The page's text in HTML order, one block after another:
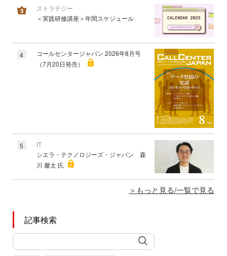
ストラテジー
＜実践研修講座＞年間スケジュール
4
コールセンタージャパン 2026年8月号
（7月20日発売）
5
IT
シエラ・テクノロジーズ・ジャパン 森
川 馨太 氏
もっと見る/一覧で見る
記事検索